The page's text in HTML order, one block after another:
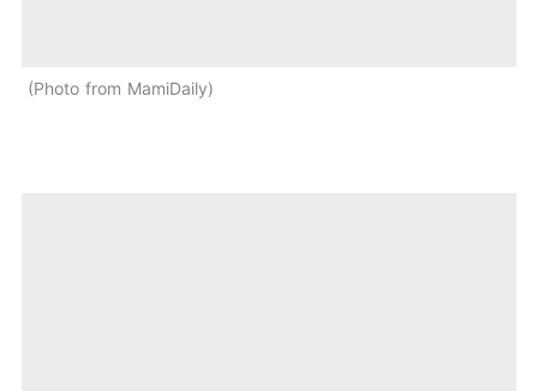
Photo from MamiDaily